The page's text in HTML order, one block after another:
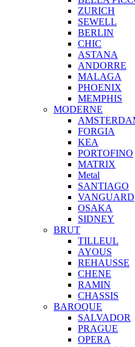
ZURICH
SEWELL
BERLIN
CHIC
ASTANA
ANDORRE
MALAGA
PHOENIX
MEMPHIS
MODERNE
FORGIA
KEA
PORTOFINO
MATRIX
Metal
SANTIAGO
VANGUARD
OSAKA
SIDNEY
BRUT
TILLEUL
AYOUS
REHAUSSE
CHENE
RAMIN
CHASSIS
BAROQUE
SALVADOR
PRAGUE
OPERA